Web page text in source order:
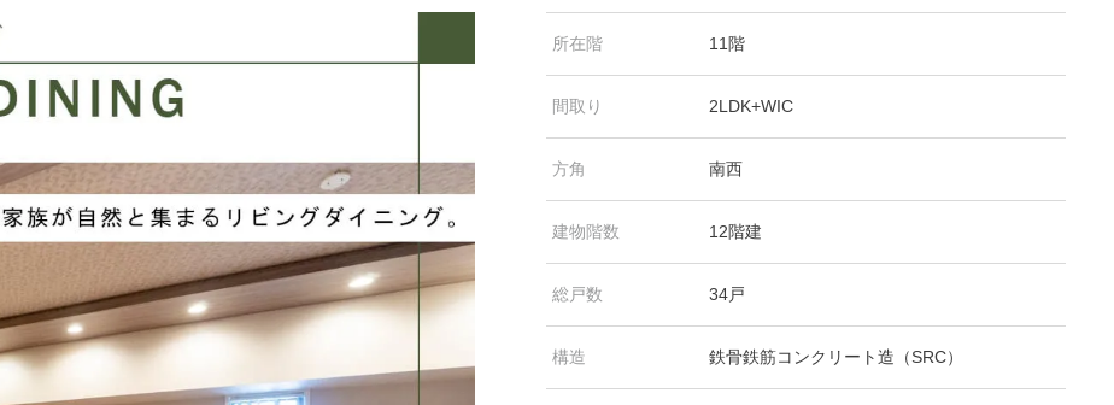
所在階 11階
間取り 2LDK+WIC
方角 南西
建物階数 12階建
総戸数 34戸
構造 鉄骨鉄筋コンクリート造（SRC）